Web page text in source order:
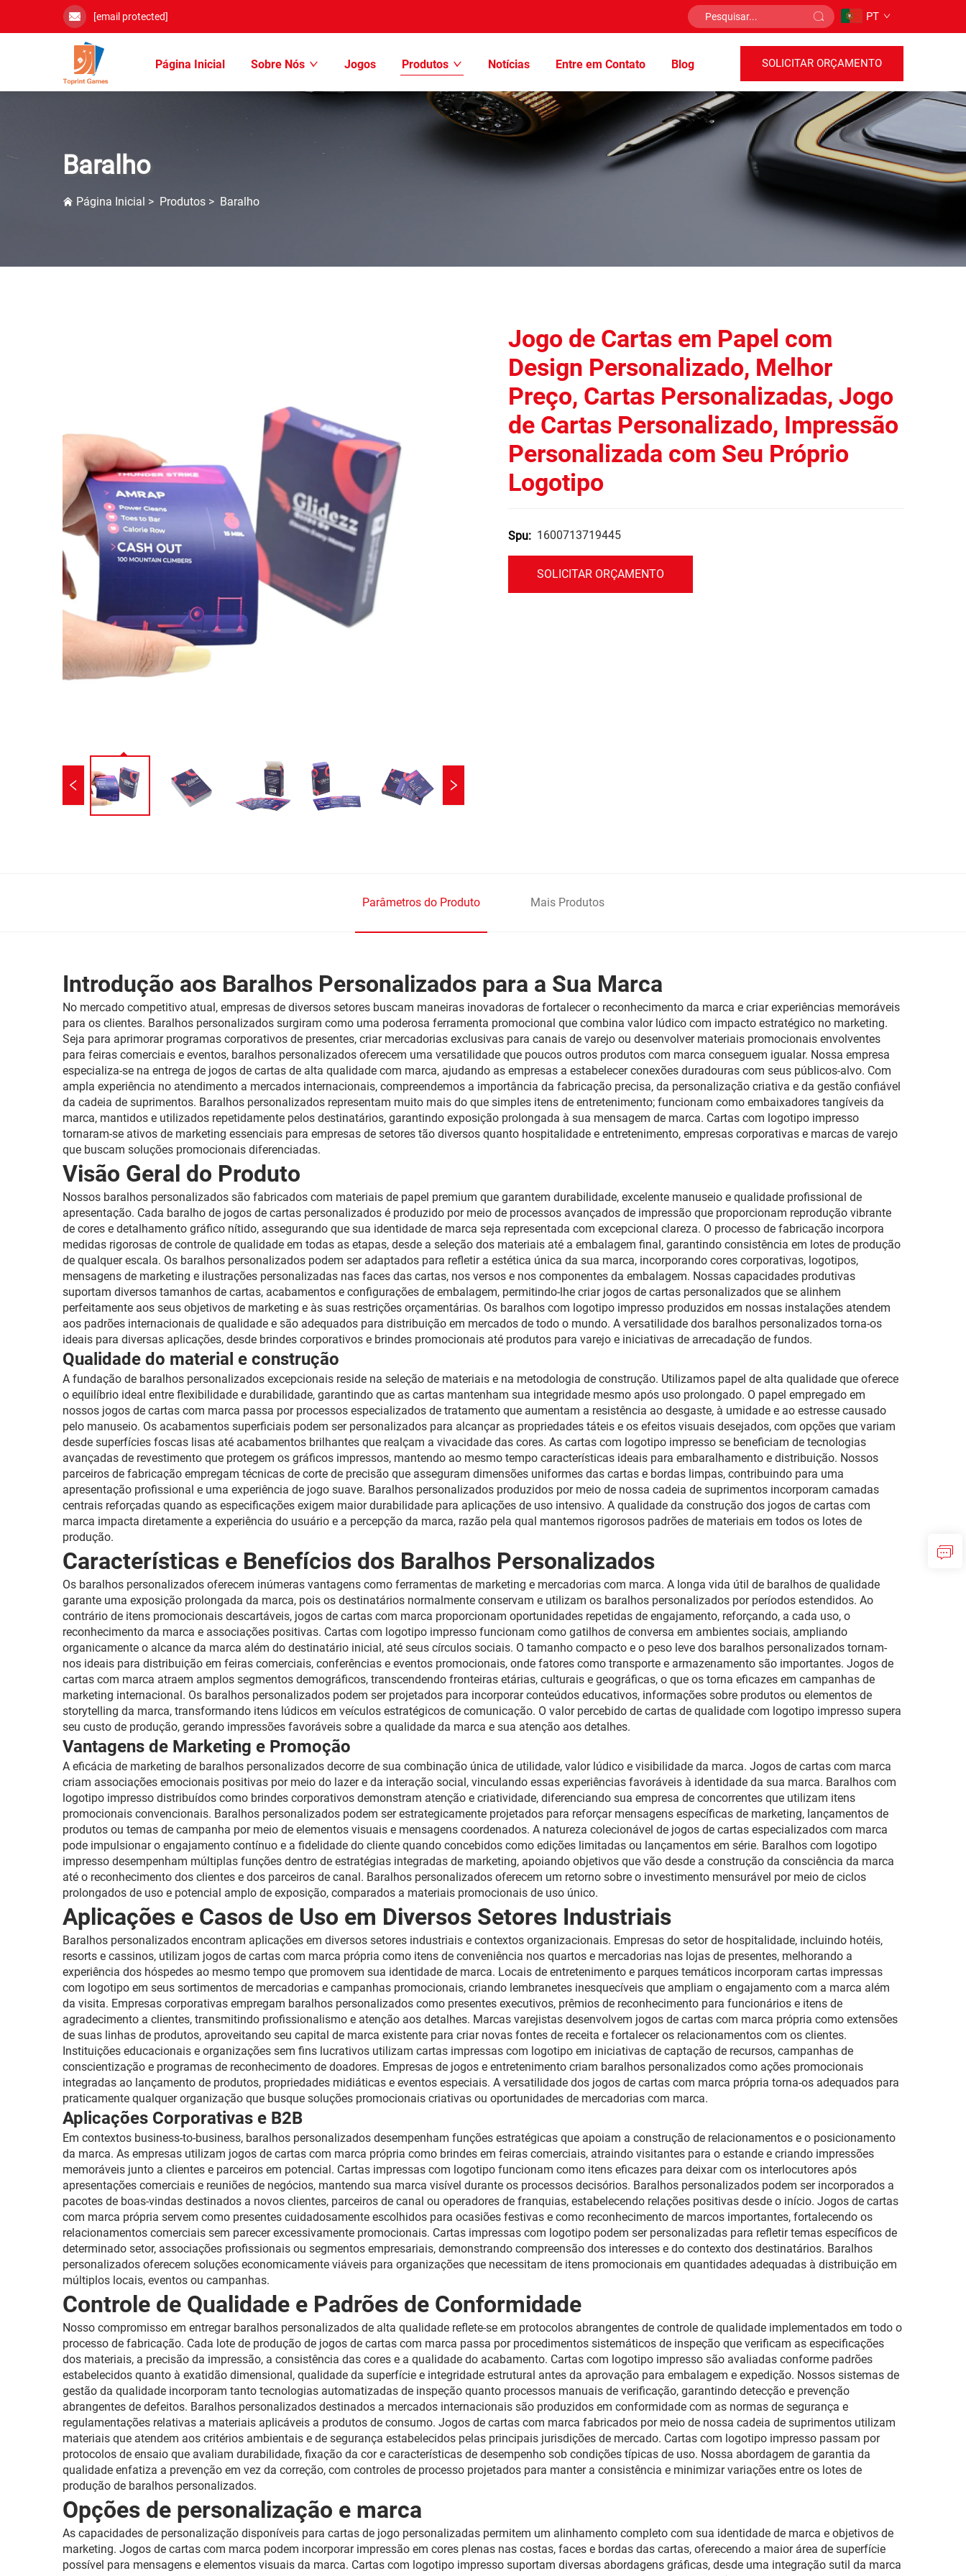
[email protected] PT
Página Inicial Sobre Nós Jogos Produtos Notícias Entre em Contato Blog SOLICITAR ORÇAMENTO
Baralho
Página Inicial > Produtos > Baralho
Jogo de Cartas em Papel com
Design Personalizado, Melhor
Preço, Cartas Personalizadas, Jogo
de Cartas Personalizado, Impressão
Personalizada com Seu Próprio
Logotipo
Spu: 1600713719445
SOLICITAR ORÇAMENTO
Parâmetros do Produto Mais Produtos
Introdução aos Baralhos Personalizados para a Sua Marca
No mercado competitivo atual, empresas de diversos setores buscam maneiras inovadoras de fortalecer o reconhecimento da marca e criar experiências memoráveis
para os clientes. Baralhos personalizados surgiram como uma poderosa ferramenta promocional que combina valor lúdico com impacto estratégico no marketing.
Seja para aprimorar programas corporativos de presentes, criar mercadorias exclusivas para canais de varejo ou desenvolver materiais promocionais envolventes
para feiras comerciais e eventos, baralhos personalizados oferecem uma versatilidade que poucos outros produtos com marca conseguem igualar. Nossa empresa
especializa-se na entrega de jogos de cartas de alta qualidade com marca, ajudando as empresas a estabelecer conexões duradouras com seus públicos-alvo. Com
ampla experiência no atendimento a mercados internacionais, compreendemos a importância da fabricação precisa, da personalização criativa e da gestão confiável
da cadeia de suprimentos. Baralhos personalizados representam muito mais do que simples itens de entretenimento; funcionam como embaixadores tangíveis da
marca, mantidos e utilizados repetidamente pelos destinatários, garantindo exposição prolongada à sua mensagem de marca. Cartas com logotipo impresso
tornaram-se ativos de marketing essenciais para empresas de setores tão diversos quanto hospitalidade e entretenimento, empresas corporativas e marcas de varejo
que buscam soluções promocionais diferenciadas.
Visão Geral do Produto
Nossos baralhos personalizados são fabricados com materiais de papel premium que garantem durabilidade, excelente manuseio e qualidade profissional de
apresentação. Cada baralho de jogos de cartas personalizados é produzido por meio de processos avançados de impressão que proporcionam reprodução vibrante
de cores e detalhamento gráfico nítido, assegurando que sua identidade de marca seja representada com excepcional clareza. O processo de fabricação incorpora
medidas rigorosas de controle de qualidade em todas as etapas, desde a seleção dos materiais até a embalagem final, garantindo consistência em lotes de produção
de qualquer escala. Os baralhos personalizados podem ser adaptados para refletir a estética única da sua marca, incorporando cores corporativas, logotipos,
mensagens de marketing e ilustrações personalizadas nas faces das cartas, nos versos e nos componentes da embalagem. Nossas capacidades produtivas
suportam diversos tamanhos de cartas, acabamentos e configurações de embalagem, permitindo-lhe criar jogos de cartas personalizados que se alinhem
perfeitamente aos seus objetivos de marketing e às suas restrições orçamentárias. Os baralhos com logotipo impresso produzidos em nossas instalações atendem
aos padrões internacionais de qualidade e são adequados para distribuição em mercados de todo o mundo. A versatilidade dos baralhos personalizados torna-os
ideais para diversas aplicações, desde brindes corporativos e brindes promocionais até produtos para varejo e iniciativas de arrecadação de fundos.
Qualidade do material e construção
A fundação de baralhos personalizados excepcionais reside na seleção de materiais e na metodologia de construção. Utilizamos papel de alta qualidade que oferece
o equilíbrio ideal entre flexibilidade e durabilidade, garantindo que as cartas mantenham sua integridade mesmo após uso prolongado. O papel empregado em
nossos jogos de cartas com marca passa por processos especializados de tratamento que aumentam a resistência ao desgaste, à umidade e ao estresse causado
pelo manuseio. Os acabamentos superficiais podem ser personalizados para alcançar as propriedades táteis e os efeitos visuais desejados, com opções que variam
desde superfícies foscas lisas até acabamentos brilhantes que realçam a vivacidade das cores. As cartas com logotipo impresso se beneficiam de tecnologias
avançadas de revestimento que protegem os gráficos impressos, mantendo ao mesmo tempo características ideais para embaralhamento e distribuição. Nossos
parceiros de fabricação empregam técnicas de corte de precisão que asseguram dimensões uniformes das cartas e bordas limpas, contribuindo para uma
apresentação profissional e uma experiência de jogo suave. Baralhos personalizados produzidos por meio de nossa cadeia de suprimentos incorporam camadas
centrais reforçadas quando as especificações exigem maior durabilidade para aplicações de uso intensivo. A qualidade da construção dos jogos de cartas com
marca impacta diretamente a experiência do usuário e a percepção da marca, razão pela qual mantemos rigorosos padrões de materiais em todos os lotes de
produção.
Características e Benefícios dos Baralhos Personalizados
Os baralhos personalizados oferecem inúmeras vantagens como ferramentas de marketing e mercadorias com marca. A longa vida útil de baralhos de qualidade
garante uma exposição prolongada da marca, pois os destinatários normalmente conservam e utilizam os baralhos personalizados por períodos estendidos. Ao
contrário de itens promocionais descartáveis, jogos de cartas com marca proporcionam oportunidades repetidas de engajamento, reforçando, a cada uso, o
reconhecimento da marca e associações positivas. Cartas com logotipo impresso funcionam como gatilhos de conversa em ambientes sociais, ampliando
organicamente o alcance da marca além do destinatário inicial, até seus círculos sociais. O tamanho compacto e o peso leve dos baralhos personalizados tornam-
nos ideais para distribuição em feiras comerciais, conferências e eventos promocionais, onde fatores como transporte e armazenamento são importantes. Jogos de
cartas com marca atraem amplos segmentos demográficos, transcendendo fronteiras etárias, culturais e geográficas, o que os torna eficazes em campanhas de
marketing internacional. Os baralhos personalizados podem ser projetados para incorporar conteúdos educativos, informações sobre produtos ou elementos de
storytelling da marca, transformando itens lúdicos em veículos estratégicos de comunicação. O valor percebido de cartas de qualidade com logotipo impresso supera
seu custo de produção, gerando impressões favoráveis sobre a qualidade da marca e sua atenção aos detalhes.
Vantagens de Marketing e Promoção
A eficácia de marketing de baralhos personalizados decorre de sua combinação única de utilidade, valor lúdico e visibilidade da marca. Jogos de cartas com marca
criam associações emocionais positivas por meio do lazer e da interação social, vinculando essas experiências favoráveis à identidade da sua marca. Baralhos com
logotipo impresso distribuídos como brindes corporativos demonstram atenção e criatividade, diferenciando sua empresa de concorrentes que utilizam itens
promocionais convencionais. Baralhos personalizados podem ser estrategicamente projetados para reforçar mensagens específicas de marketing, lançamentos de
produtos ou temas de campanha por meio de elementos visuais e mensagens coordenados. A natureza colecionável de jogos de cartas especializados com marca
pode impulsionar o engajamento contínuo e a fidelidade do cliente quando concebidos como edições limitadas ou lançamentos em série. Baralhos com logotipo
impresso desempenham múltiplas funções dentro de estratégias integradas de marketing, apoiando objetivos que vão desde a construção da consciência da marca
até o reconhecimento dos clientes e dos parceiros de canal. Baralhos personalizados oferecem um retorno sobre o investimento mensurável por meio de ciclos
prolongados de uso e potencial amplo de exposição, comparados a materiais promocionais de uso único.
Aplicações e Casos de Uso em Diversos Setores Industriais
Baralhos personalizados encontram aplicações em diversos setores industriais e contextos organizacionais. Empresas do setor de hospitalidade, incluindo hotéis,
resorts e cassinos, utilizam jogos de cartas com marca própria como itens de conveniência nos quartos e mercadorias nas lojas de presentes, melhorando a
experiência dos hóspedes ao mesmo tempo que promovem sua identidade de marca. Locais de entretenimento e parques temáticos incorporam cartas impressas
com logotipo em seus sortimentos de mercadorias e campanhas promocionais, criando lembranetes inesquecíveis que ampliam o engajamento com a marca além
da visita. Empresas corporativas empregam baralhos personalizados como presentes executivos, prêmios de reconhecimento para funcionários e itens de
agradecimento a clientes, transmitindo profissionalismo e atenção aos detalhes. Marcas varejistas desenvolvem jogos de cartas com marca própria como extensões
de suas linhas de produtos, aproveitando seu capital de marca existente para criar novas fontes de receita e fortalecer os relacionamentos com os clientes.
Instituições educacionais e organizações sem fins lucrativos utilizam cartas impressas com logotipo em iniciativas de captação de recursos, campanhas de
conscientização e programas de reconhecimento de doadores. Empresas de jogos e entretenimento criam baralhos personalizados como ações promocionais
integradas ao lançamento de produtos, propriedades midiáticas e eventos especiais. A versatilidade dos jogos de cartas com marca própria torna-os adequados para
praticamente qualquer organização que busque soluções promocionais criativas ou oportunidades de mercadorias com marca.
Aplicações Corporativas e B2B
Em contextos business-to-business, baralhos personalizados desempenham funções estratégicas que apoiam a construção de relacionamentos e o posicionamento
da marca. As empresas utilizam jogos de cartas com marca própria como brindes em feiras comerciais, atraindo visitantes para o estande e criando impressões
memoráveis junto a clientes e parceiros em potencial. Cartas impressas com logotipo funcionam como itens eficazes para deixar com os interlocutores após
apresentações comerciais e reuniões de negócios, mantendo sua marca visível durante os processos decisórios. Baralhos personalizados podem ser incorporados a
pacotes de boas-vindas destinados a novos clientes, parceiros de canal ou operadores de franquias, estabelecendo relações positivas desde o início. Jogos de cartas
com marca própria servem como presentes cuidadosamente escolhidos para ocasiões festivas e como reconhecimento de marcos importantes, fortalecendo os
relacionamentos comerciais sem parecer excessivamente promocionais. Cartas impressas com logotipo podem ser personalizadas para refletir temas específicos de
determinado setor, associações profissionais ou segmentos empresariais, demonstrando compreensão dos interesses e do contexto dos destinatários. Baralhos
personalizados oferecem soluções economicamente viáveis para organizações que necessitam de itens promocionais em quantidades adequadas à distribuição em
múltiplos locais, eventos ou campanhas.
Controle de Qualidade e Padrões de Conformidade
Nosso compromisso em entregar baralhos personalizados de alta qualidade reflete-se em protocolos abrangentes de controle de qualidade implementados em todo o
processo de fabricação. Cada lote de produção de jogos de cartas com marca passa por procedimentos sistemáticos de inspeção que verificam as especificações
dos materiais, a precisão da impressão, a consistência das cores e a qualidade do acabamento. Cartas com logotipo impresso são avaliadas conforme padrões
estabelecidos quanto à exatidão dimensional, qualidade da superfície e integridade estrutural antes da aprovação para embalagem e expedição. Nossos sistemas de
gestão da qualidade incorporam tanto tecnologias automatizadas de inspeção quanto processos manuais de verificação, garantindo detecção e prevenção
abrangentes de defeitos. Baralhos personalizados destinados a mercados internacionais são produzidos em conformidade com as normas de segurança e
regulamentações relativas a materiais aplicáveis a produtos de consumo. Jogos de cartas com marca fabricados por meio de nossa cadeia de suprimentos utilizam
materiais que atendem aos critérios ambientais e de segurança estabelecidos pelas principais jurisdições de mercado. Cartas com logotipo impresso passam por
protocolos de ensaio que avaliam durabilidade, fixação da cor e características de desempenho sob condições típicas de uso. Nossa abordagem de garantia da
qualidade enfatiza a prevenção em vez da correção, com controles de processo projetados para manter a consistência e minimizar variações entre os lotes de
produção de baralhos personalizados.
Opções de personalização e marca
As capacidades de personalização disponíveis para cartas de jogo personalizadas permitem um alinhamento completo com sua identidade de marca e objetivos de
marketing. Jogos de cartas com marca podem incorporar impressão em cores plenas nas costas, faces e bordas das cartas, oferecendo a maior área de superfície
possível para mensagens e elementos visuais da marca. Cartas com logotipo impresso suportam diversas abordagens gráficas, desde uma integração sutil da marca